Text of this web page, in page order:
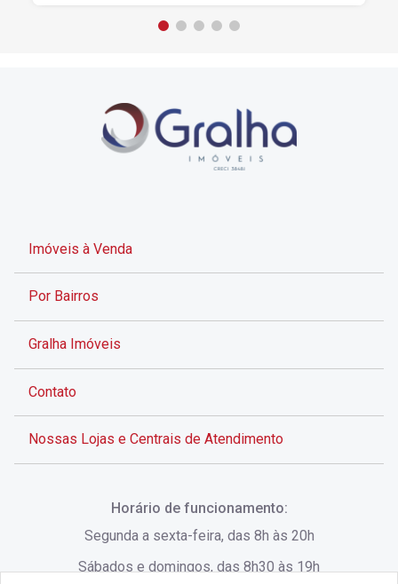
Imóveis à Venda
Por Bairros
Gralha Imóveis
Contato
Nossas Lojas e Centrais de Atendimento
Horário de funcionamento:
Segunda a sexta-feira, das 8h às 20h
Sábados e domingos, das 8h30 às 19h